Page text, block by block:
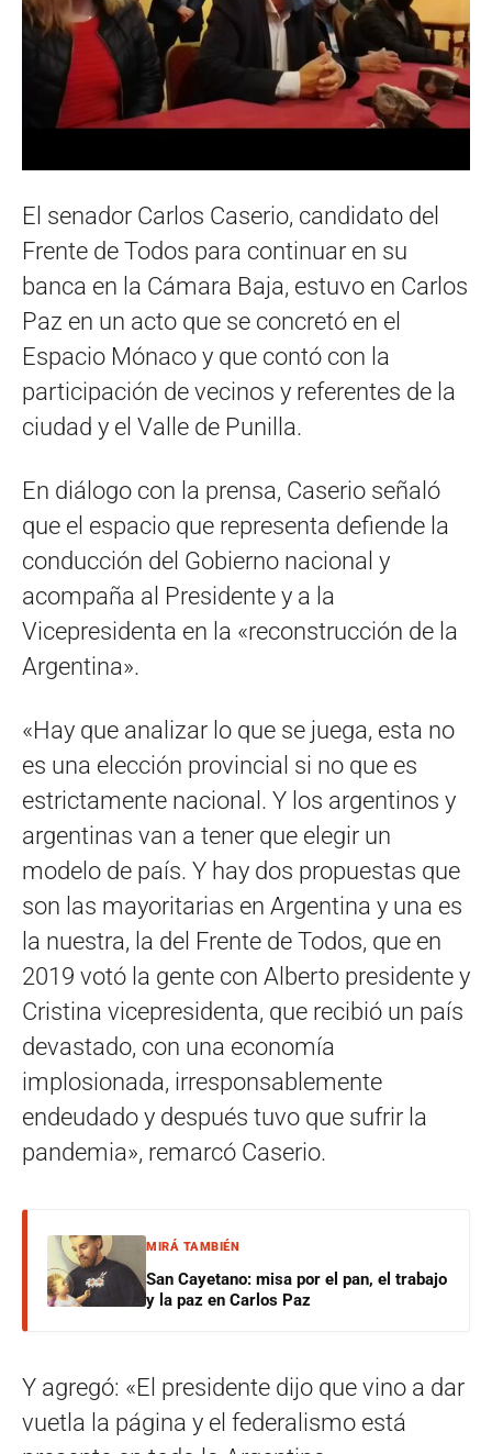
El senador Carlos Caserio, candidato del
Frente de Todos para continuar en su
banca en la Cámara Baja, estuvo en Carlos
Paz en un acto que se concretó en el
Espacio Mónaco y que contó con la
participación de vecinos y referentes de la
ciudad y el Valle de Punilla.
En diálogo con la prensa, Caserio señaló
que el espacio que representa defiende la
conducción del Gobierno nacional y
acompaña al Presidente y a la
Vicepresidenta en la «reconstrucción de la
Argentina».
«Hay que analizar lo que se juega, esta no
es una elección provincial si no que es
estrictamente nacional. Y los argentinos y
argentinas van a tener que elegir un
modelo de país. Y hay dos propuestas que
son las mayoritarias en Argentina y una es
la nuestra, la del Frente de Todos, que en
2019 votó la gente con Alberto presidente y
Cristina vicepresidenta, que recibió un país
devastado, con una economía
implosionada, irresponsablemente
endeudado y después tuvo que sufrir la
pandemia», remarcó Caserio.
MIRÁ TAMBIÉN
San Cayetano: misa por el pan, el trabajo
y la paz en Carlos Paz
Y agregó: «El presidente dijo que vino a dar
vuetla la página y el federalismo está